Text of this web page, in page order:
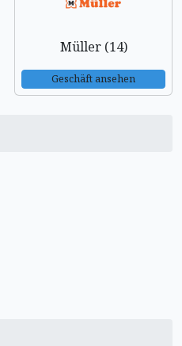
Müller (14)
Geschäft ansehen